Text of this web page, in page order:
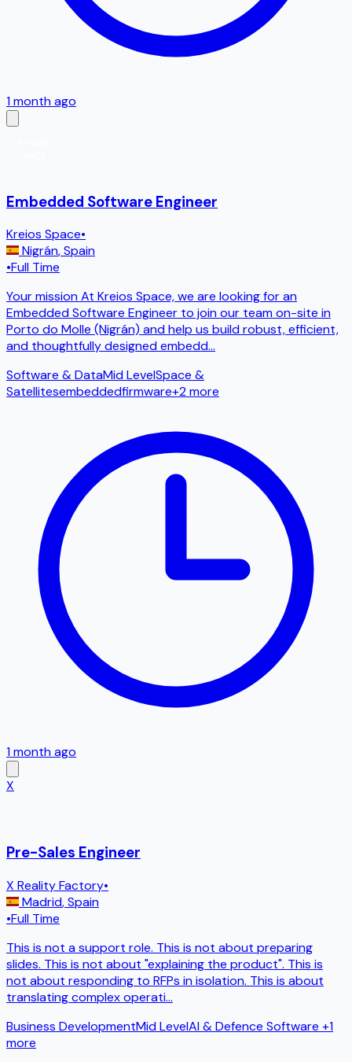
1 month ago
Embedded Software Engineer
Kreios Space•
Nigrán,Spain
•Full Time
Your mission At Kreios Space, we are looking for an
Embedded Software Engineer to join our team on-site in
Porto do Molle (Nigrán) and help us build robust, efficient,
and thoughtfully designed embedd...
Software & DataMid LevelSpace &
Satellitesembeddedfirmware+2more
1 month ago
X
Pre-Sales Engineer
X Reality Factory•
Madrid,Spain
•Full Time
This is not a support role. This is not about preparing
slides. This is not about "explaining the product". This is
not about responding to RFPs in isolation. This is about
translating complex operati...
Business DevelopmentMid LevelAI & Defence Software +1
more